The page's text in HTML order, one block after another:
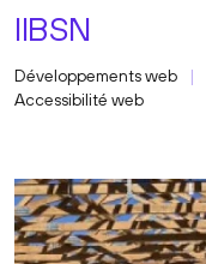
IIBSN
Développements web
Accessibilité web